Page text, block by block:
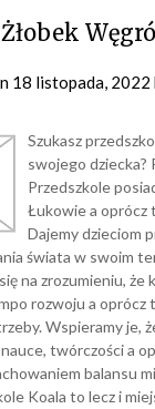
Żłobek
18 listopada, 2022
Szukasz
swojego dziecka?
Przedszkole
Łukowie a oprócz
Dajemy dzieciom
świata w swoim
na zrozumieniu, że
rozwoju a oprócz
Wspieramy je,
twórczości a
balansu
Koala to lecz i